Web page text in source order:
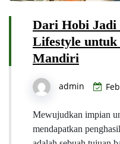
Dari Hobi
Lifestyle
Mandiri
admin
Mewujudkan impian
mendapatkan